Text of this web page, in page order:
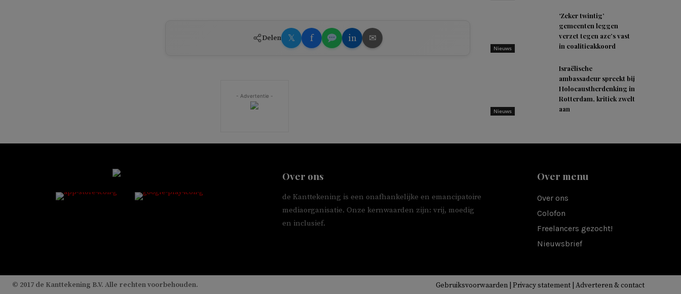
Delen 𝕏 f in ✉
- Advertentie -
Nieuws
‘Zeker twintig’
gemeenten leggen
verzet tegen azc’s vast
in coalitieakkoord
Nieuws
Israëlische
ambassadeur spreekt bij
Holocaustherdenking in
Rotterdam, kritiek zwelt
aan
Over ons
de Kanttekening is een onafhankelijke en emancipatoire
mediaorganisatie. Onze kernwaarden zijn: vrij, moedig
en inclusief.
Over menu
Over ons
Colofon
Freelancers gezocht!
Nieuwsbrief
© 2017 de Kanttekening B.V. Alle rechten voorbehouden. Gebruiksvoorwaarden Privacy statement Adverteren & contact